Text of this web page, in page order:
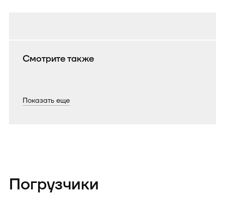
Смотрите также
Показать еще
Погрузчики